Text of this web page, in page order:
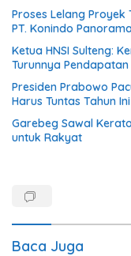
Proses Lelang Proyek
PT. Konindo
Ketua HNSI Sulteng:
Turunnya
Presiden Prabowo
Harus Tuntas Tahun Ini
Garebeg Sawal
untuk Rakyat
Baca Juga